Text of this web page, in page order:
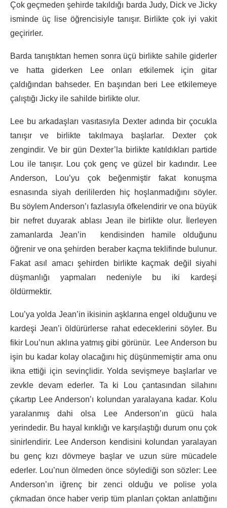
Çok geçmeden şehirde takıldığı barda Judy, Dick ve Jicky
isminde üç lise öğrencisiyle tanışır. Birlikte çok iyi vakit
geçirirler.
Barda tanıştıktan hemen sonra üçü birlikte sahile giderler
ve hatta giderken Lee onları etkilemek için gitar
çaldığından bahseder. En başından beri Lee etkilemeye
çalıştığı Jicky ile sahilde birlikte olur.
Lee bu arkadaşları vasıtasıyla Dexter adında bir çocukla
tanışır ve birlikte takılmaya başlarlar. Dexter çok
zengindir. Ve bir gün Dexter’la birlikte katıldıkları partide
Lou ile tanışır. Lou çok genç ve güzel bir kadındır. Lee
Anderson, Lou’yu çok beğenmiştir fakat konuşma
esnasında siyah derililerden hiç hoşlanmadığını söyler.
Bu söylem Anderson’ı fazlasıyla öfkelendirir ve ona büyük
bir nefret duyarak ablası Jean ile birlikte olur. İlerleyen
zamanlarda Jean’in kendisinden hamile olduğunu
öğrenir ve ona şehirden beraber kaçma teklifinde bulunur.
Fakat asıl amacı şehirden birlikte kaçmak değil siyahi
düşmanlığı yapmaları nedeniyle bu iki kardeşi
öldürmektir.
Lou’ya yolda Jean’in ikisinin aşklarına engel olduğunu ve
kardeşi Jean’i öldürürlerse rahat edeceklerini söyler. Bu
fikir Lou’nun aklına yatmış gibi görünür. Lee Anderson bu
işin bu kadar kolay olacağını hiç düşünmemiştir ama onu
ikna ettiği için sevinçlidir. Yolda sevişmeye başlarlar ve
zevkle devam ederler. Ta ki Lou çantasından silahını
çıkartıp Lee Anderson’ı kolundan yaralayana kadar. Kolu
yaralanmış dahi olsa Lee Anderson’ın gücü hala
yerindedir. Bu hayal kırıklığı ve karşılaştığı durum onu çok
sinirlendirir. Lee Anderson kendisini kolundan yaralayan
bu genç kızı dövmeye başlar ve uzun süre mücadele
ederler. Lou’nun ölmeden önce söylediği son sözler: Lee
Anderson’ın iğrenç bir zenci olduğu ve polise yola
çıkmadan önce haber verip tüm planları çoktan anlattığını